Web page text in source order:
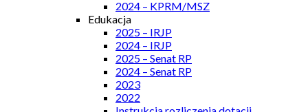
2024 – KPRM/MSZ
Edukacja
2025 – IRJP
2024 – IRJP
2025 – Senat RP
2024 – Senat RP
2023
2022